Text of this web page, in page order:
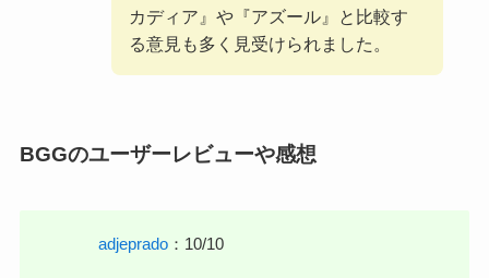
カディア』や『アズール』と比較す
る意見も多く見受けられました。
BGGのユーザーレビューや感想
adjeprado ：10/10